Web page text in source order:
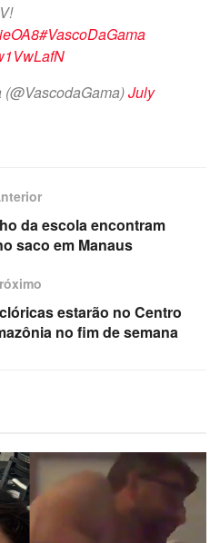
#VascoDaGama
July
da escola encontram
saco em Manaus
estarão no Centro
no fim de semana